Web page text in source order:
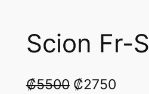
Scion Fr-S
₡5500 O
₡2750C